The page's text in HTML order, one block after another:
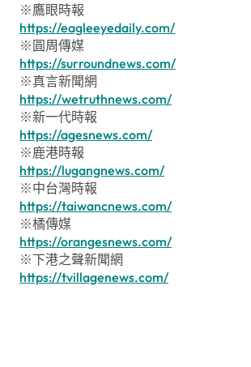
※鷹眼時報
https://eagleeyedaily.com/
※圓周傳媒
https://surroundnews.com/
※真言新聞網
https://wetruthnews.com/
※新一代時報
https://agesnews.com/
※鹿港時報
https://lugangnews.com/
※中台灣時報
https://taiwancnews.com/
※橘傳媒
https://orangesnews.com/
※下港之聲新聞網
https://tvillagenews.com/